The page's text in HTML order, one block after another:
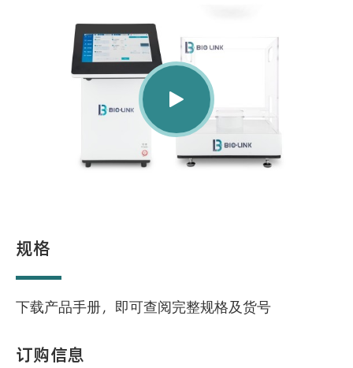

规格
下载产品手册，即可查阅完整规格及货号
订购信息